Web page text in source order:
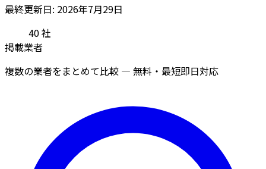
最終更新日: 2026年7月29日
40社
掲載業者
複数の業者をまとめて比較 — 無料・最短即日対応